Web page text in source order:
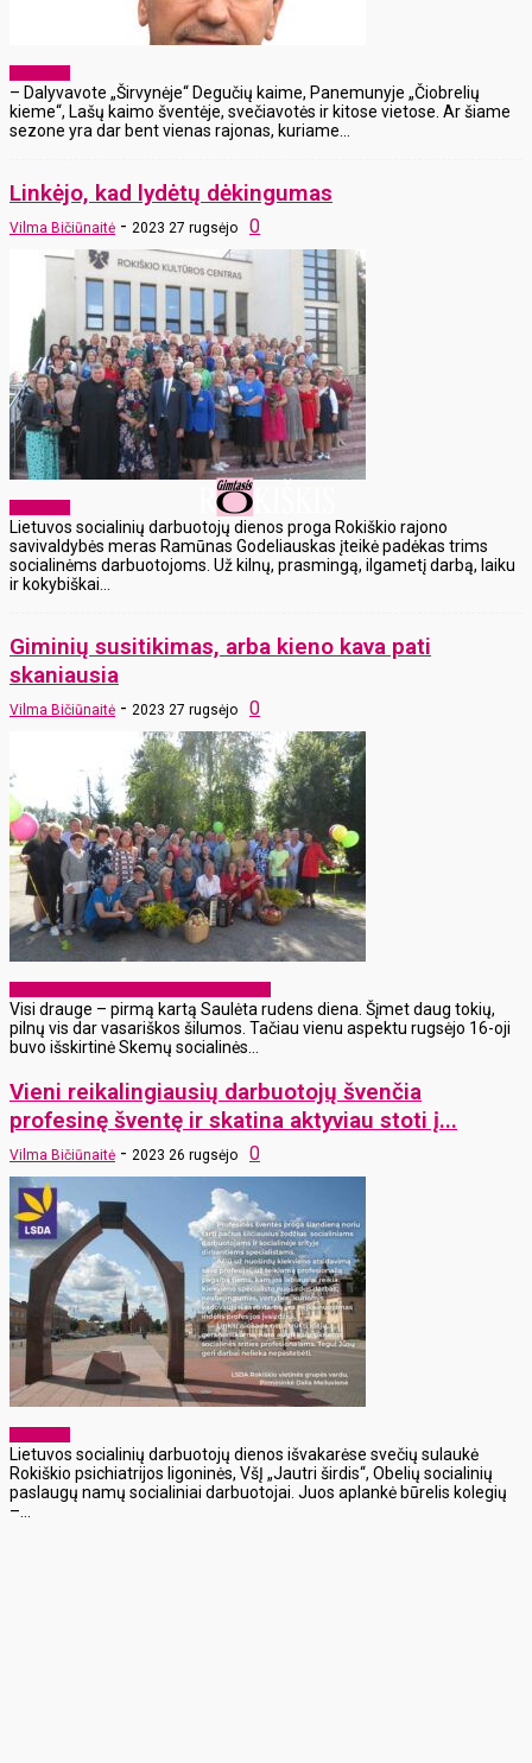
– Dalyvavote „Širvynėje“ Degučių kaime, Panemunyje „Čiobrelių
kieme“, Lašų kaimo šventėje, svečiavotės ir kitose vietose. Ar šiame
sezone yra dar bent vienas rajonas, kuriame...
Linkėjo, kad lydėtų dėkingumas
Vilma Bičiūnaitė - 2023 27 rugsėjo 0
Lietuvos socialinių darbuotojų dienos proga Rokiškio rajono
savivaldybės meras Ramūnas Godeliauskas įteikė padėkas trims
socialinėms darbuotojoms. Už kilnų, prasmingą, ilgametį darbą, laiku
ir kokybiškai...
Giminių susitikimas, arba kieno kava pati
skaniausia
Vilma Bičiūnaitė - 2023 27 rugsėjo 0
Visi drauge – pirmą kartą Saulėta rudens diena. Šįmet daug tokių,
pilnų vis dar vasariškos šilumos. Tačiau vienu aspektu rugsėjo 16-oji
buvo išskirtinė Skemų socialinės...
Vieni reikalingiausių darbuotojų švenčia
profesinę šventę ir skatina aktyviau stoti į...
Vilma Bičiūnaitė - 2023 26 rugsėjo 0
Lietuvos socialinių darbuotojų dienos išvakarėse svečių sulaukė
Rokiškio psichiatrijos ligoninės, VšĮ „Jautri širdis“, Obelių socialinių
paslaugų namų socialiniai darbuotojai. Juos aplankė būrelis kolegių
–...